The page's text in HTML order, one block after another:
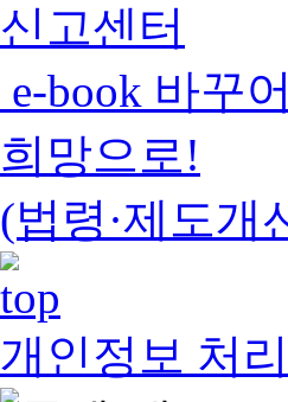
신고센터
e-book 바꾸
희망으로!
(법령·제도개
개인정보 처